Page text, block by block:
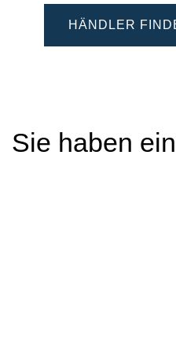
HÄNDLER
Sie haben